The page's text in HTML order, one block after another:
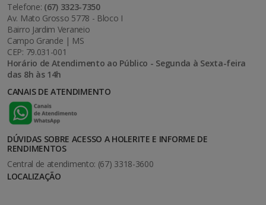
Telefone: (67) 3323-7350
Av. Mato Grosso 5778 - Bloco I
Bairro Jardim Veraneio
Campo Grande | MS
CEP: 79.031-001
Horário de Atendimento ao Público - Segunda à Sexta-feira
das 8h às 14h
CANAIS DE ATENDIMENTO
DÚVIDAS SOBRE ACESSO A HOLERITE E INFORME DE
RENDIMENTOS
Central de atendimento: (67) 3318-3600
LOCALIZAÇÃO